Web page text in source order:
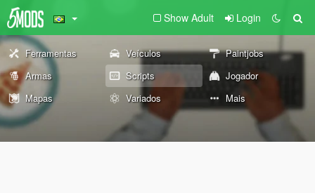
Show Adult Login
Ferramentas Veículos
Paintjobs
Armas
Scripts
Jogador
Mapas
Variados Mais